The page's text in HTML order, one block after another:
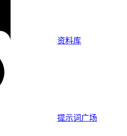
资料库
提示词广场